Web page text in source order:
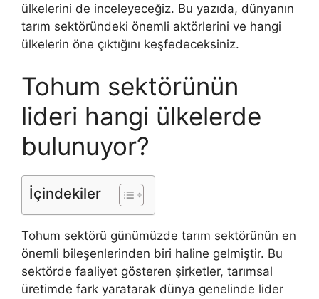
ülkelerini de inceleyeceğiz. Bu yazıda, dünyanın
tarım sektöründeki önemli aktörlerini ve hangi
ülkelerin öne çıktığını keşfedeceksiniz.
Tohum sektörünün
lideri hangi ülkelerde
bulunuyor?
İçindekiler
Tohum sektörü günümüzde tarım sektörünün en
önemli bileşenlerinden biri haline gelmiştir. Bu
sektörde faaliyet gösteren şirketler, tarımsal
üretimde fark yaratarak dünya genelinde lider